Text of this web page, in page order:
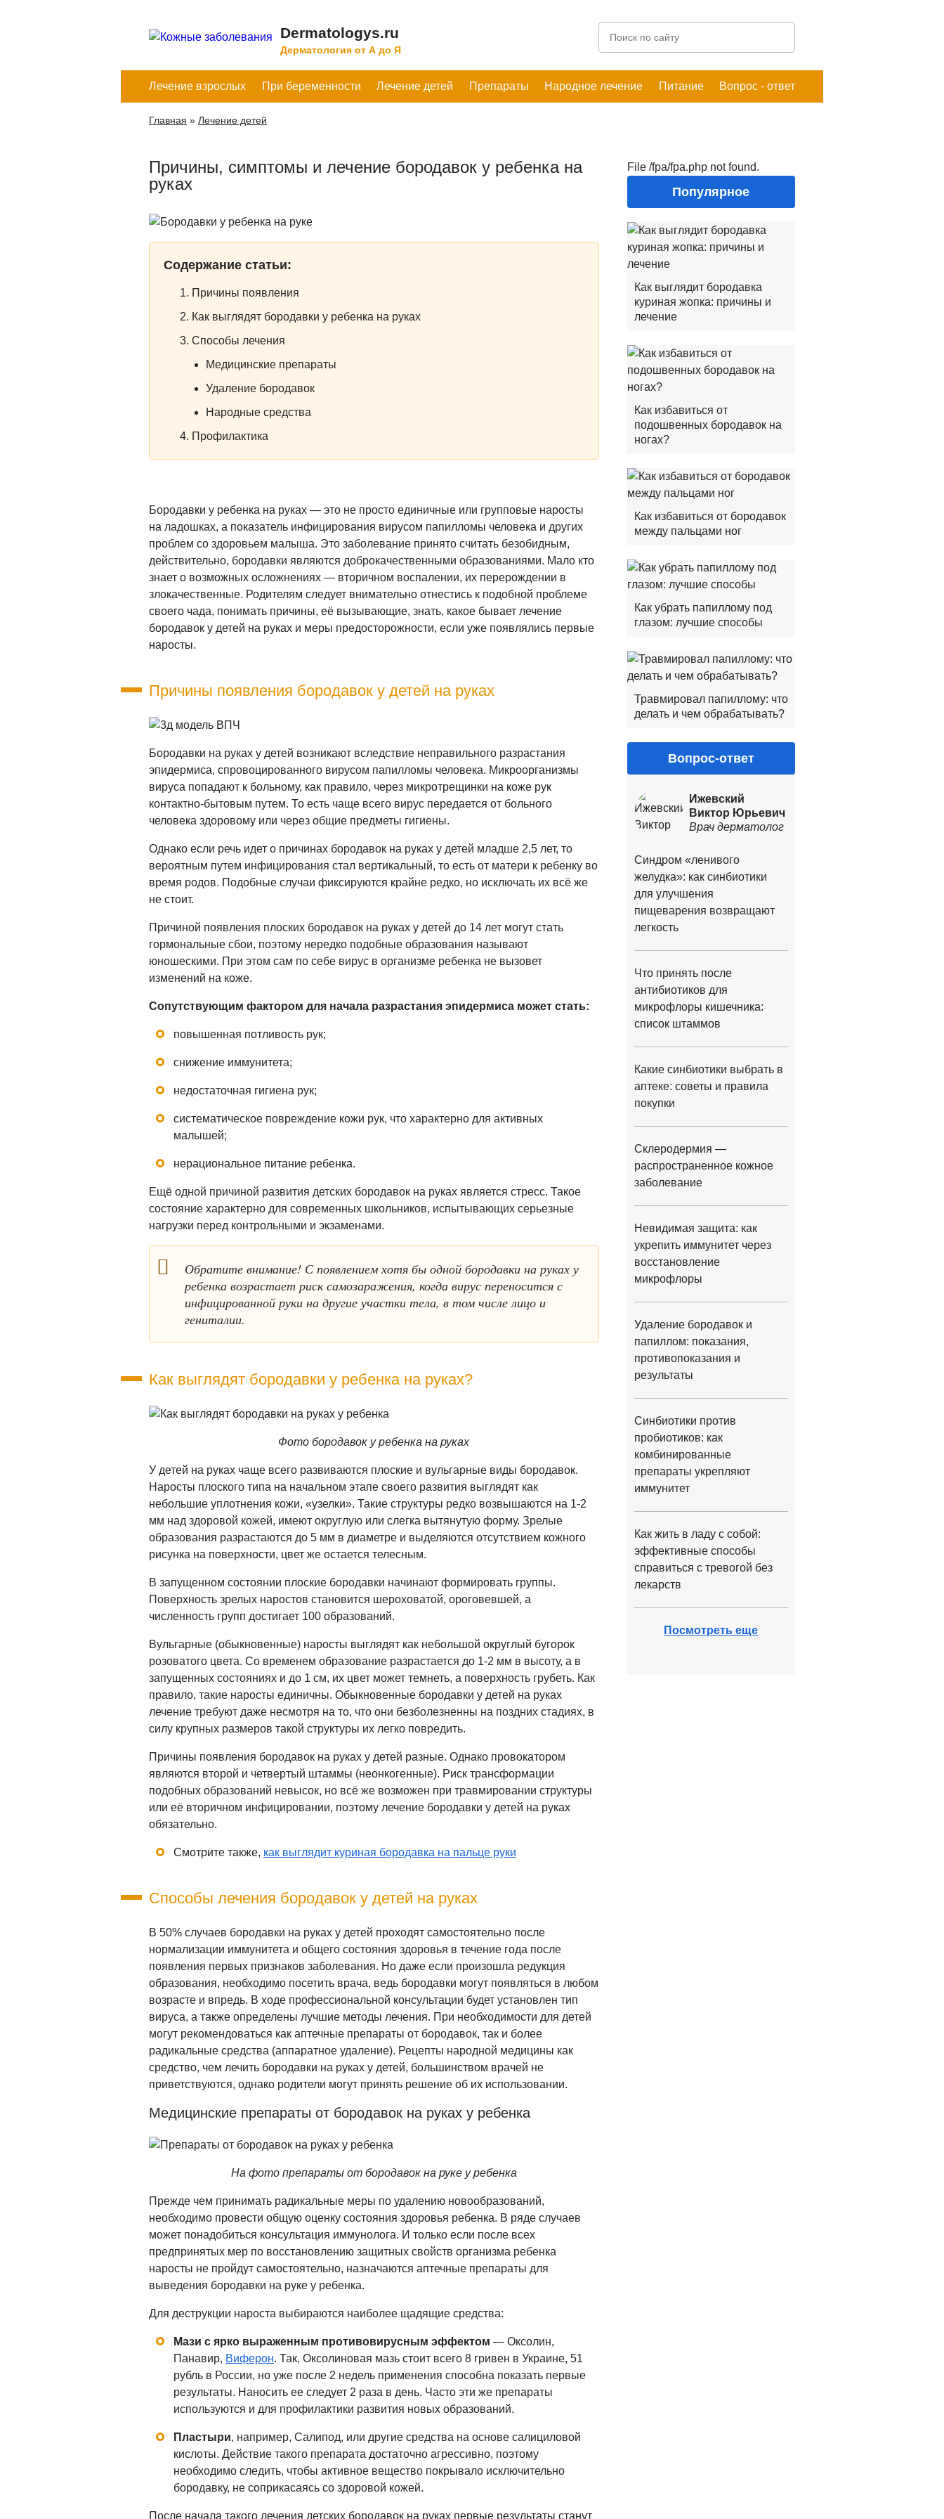
Dermatologys.ru
Дерматология от А до Я
Лечение взрослых При беременности Лечение детей Препараты Народное лечение Питание Вопрос - ответ
Главная » Лечение детей
Причины, симптомы и лечение бородавок у ребенка на
руках
Содержание статьи:
Причины появления
Как выглядят бородавки у ребенка на руках
Способы лечения
Медицинские препараты
Удаление бородавок
Народные средства
Профилактика
Бородавки у ребенка на руках — это не просто единичные или групповые наросты
на ладошках, а показатель инфицирования вирусом папилломы человека и других
проблем со здоровьем малыша. Это заболевание принято считать безобидным,
действительно, бородавки являются доброкачественными образованиями. Мало кто
знает о возможных осложнениях — вторичном воспалении, их перерождении в
злокачественные. Родителям следует внимательно отнестись к подобной проблеме
своего чада, понимать причины, её вызывающие, знать, какое бывает лечение
бородавок у детей на руках и меры предосторожности, если уже появлялись первые
наросты.
Причины появления бородавок у детей на руках
Бородавки на руках у детей возникают вследствие неправильного разрастания
эпидермиса, спровоцированного вирусом папилломы человека. Микроорганизмы
вируса попадают к больному, как правило, через микротрещинки на коже рук
контактно-бытовым путем. То есть чаще всего вирус передается от больного
человека здоровому или через общие предметы гигиены.
Однако если речь идет о причинах бородавок на руках у детей младше 2,5 лет, то
вероятным путем инфицирования стал вертикальный, то есть от матери к ребенку во
время родов. Подобные случаи фиксируются крайне редко, но исключать их всё же
не стоит.
Причиной появления плоских бородавок на руках у детей до 14 лет могут стать
гормональные сбои, поэтому нередко подобные образования называют
юношескими. При этом сам по себе вирус в организме ребенка не вызовет
изменений на коже.
Сопутствующим фактором для начала разрастания эпидермиса может стать:
повышенная потливость рук;
снижение иммунитета;
недостаточная гигиена рук;
систематическое повреждение кожи рук, что характерно для активных
малышей;
нерациональное питание ребенка.
Ещё одной причиной развития детских бородавок на руках является стресс. Такое
состояние характерно для современных школьников, испытывающих серьезные
нагрузки перед контрольными и экзаменами.
Обратите внимание! С появлением хотя бы одной бородавки на руках у
ребенка возрастает риск самозаражения, когда вирус переносится с
инфицированной руки на другие участки тела, в том числе лицо и
гениталии.
Как выглядят бородавки у ребенка на руках?
Фото бородавок у ребенка на руках
У детей на руках чаще всего развиваются плоские и вульгарные виды бородавок.
Наросты плоского типа на начальном этапе своего развития выглядят как
небольшие уплотнения кожи, «узелки». Такие структуры редко возвышаются на 1-2
мм над здоровой кожей, имеют округлую или слегка вытянутую форму. Зрелые
образования разрастаются до 5 мм в диаметре и выделяются отсутствием кожного
рисунка на поверхности, цвет же остается телесным.
В запущенном состоянии плоские бородавки начинают формировать группы.
Поверхность зрелых наростов становится шероховатой, ороговевшей, а
численность групп достигает 100 образований.
Вульгарные (обыкновенные) наросты выглядят как небольшой округлый бугорок
розоватого цвета. Со временем образование разрастается до 1-2 мм в высоту, а в
запущенных состояниях и до 1 см, их цвет может темнеть, а поверхность грубеть. Как
правило, такие наросты единичны. Обыкновенные бородавки у детей на руках
лечение требуют даже несмотря на то, что они безболезненны на поздних стадиях, в
силу крупных размеров такой структуры их легко повредить.
Причины появления бородавок на руках у детей разные. Однако провокатором
являются второй и четвертый штаммы (неонкогенные). Риск трансформации
подобных образований невысок, но всё же возможен при травмировании структуры
или её вторичном инфицировании, поэтому лечение бородавки у детей на руках
обязательно.
Смотрите также, как выглядит куриная бородавка на пальце руки
Способы лечения бородавок у детей на руках
В 50% случаев бородавки на руках у детей проходят самостоятельно после
нормализации иммунитета и общего состояния здоровья в течение года после
появления первых признаков заболевания. Но даже если произошла редукция
образования, необходимо посетить врача, ведь бородавки могут появляться в любом
возрасте и впредь. В ходе профессиональной консультации будет установлен тип
вируса, а также определены лучшие методы лечения. При необходимости для детей
могут рекомендоваться как аптечные препараты от бородавок, так и более
радикальные средства (аппаратное удаление). Рецепты народной медицины как
средство, чем лечить бородавки на руках у детей, большинством врачей не
приветствуются, однако родители могут принять решение об их использовании.
Медицинские препараты от бородавок на руках у ребенка
На фото препараты от бородавок на руке у ребенка
Прежде чем принимать радикальные меры по удалению новообразований,
необходимо провести общую оценку состояния здоровья ребенка. В ряде случаев
может понадобиться консультация иммунолога. И только если после всех
предпринятых мер по восстановлению защитных свойств организма ребенка
наросты не пройдут самостоятельно, назначаются аптечные препараты для
выведения бородавки на руке у ребенка.
Для деструкции нароста выбираются наиболее щадящие средства:
Мази с ярко выраженным противовирусным эффектом — Оксолин,
Панавир, Виферон. Так, Оксолиновая мазь стоит всего 8 гривен в Украине, 51
рубль в России, но уже после 2 недель применения способна показать первые
результаты. Наносить ее следует 2 раза в день. Часто эти же препараты
используются и для профилактики развития новых образований.
Пластыри, например, Салипод, или другие средства на основе салициловой
кислоты. Действие такого препарата достаточно агрессивно, поэтому
необходимо следить, чтобы активное вещество покрывало исключительно
бородавку, не соприкасаясь со здоровой кожей.
После начала такого лечения детских бородавок на руках первые результаты станут
File /fpa/fpa.php not found.
Популярное
Как выглядит бородавка
куриная жопка: причины и
лечение
Как избавиться от
подошвенных бородавок на
ногах?
Как избавиться от бородавок
между пальцами ног
Как убрать папиллому под
глазом: лучшие способы
Травмировал папиллому: что
делать и чем обрабатывать?
Вопрос-ответ
Ижевский
Виктор Юрьевич
Врач дерматолог
Синдром «ленивого
желудка»: как синбиотики
для улучшения
пищеварения возвращают
легкость
Что принять после
антибиотиков для
микрофлоры кишечника:
список штаммов
Какие синбиотики выбрать в
аптеке: советы и правила
покупки
Склеродермия —
распространенное кожное
заболевание
Невидимая защита: как
укрепить иммунитет через
восстановление
микрофлоры
Удаление бородавок и
папиллом: показания,
противопоказания и
результаты
Синбиотики против
пробиотиков: как
комбинированные
препараты укрепляют
иммунитет
Как жить в ладу с собой:
эффективные способы
справиться с тревогой без
лекарств
Посмотреть еще